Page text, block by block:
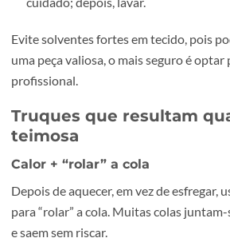
remover sem danificar, porque o
O que pode tentar:calor leve e
vapor ligeiro.
Se o objectivo é reaproveitar a
vezes compensa mais cobrir a
personalizados: https://webnial.pt/
personalizados